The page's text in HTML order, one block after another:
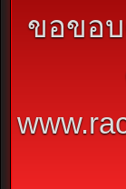
ขอขอ